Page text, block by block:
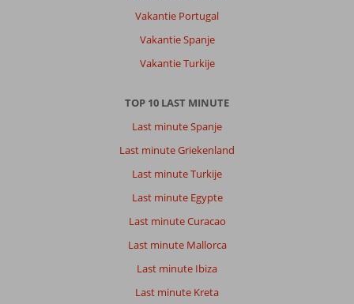
Vakantie Portugal
Vakantie Spanje
Vakantie Turkije
TOP 10 LAST MINUTE
Last minute Spanje
Last minute Griekenland
Last minute Turkije
Last minute Egypte
Last minute Curacao
Last minute Mallorca
Last minute Ibiza
Last minute Kreta